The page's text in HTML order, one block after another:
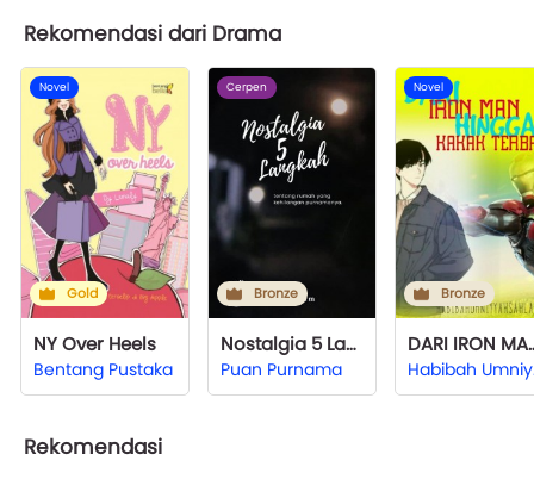
Rekomendasi dari Drama
Novel
Gold
NY Over Heels
Bentang Pustaka
Cerpen
Bronze
Nostalgia 5 Langkah
Puan Purnama
Novel
Bronze
DARI IRON
Rekomendasi